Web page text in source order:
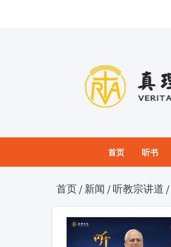
首页 听书
首页 / 新闻 / 听教宗讲道 /